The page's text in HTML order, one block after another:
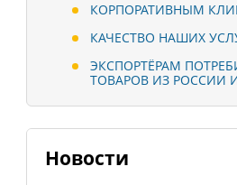
КОРПОРАТИВНЫМ
КАЧЕСТВО НАШИХ
ЭКСПОРТЁРАМ
ТОВАРОВ ИЗ РОССИИ
Новости